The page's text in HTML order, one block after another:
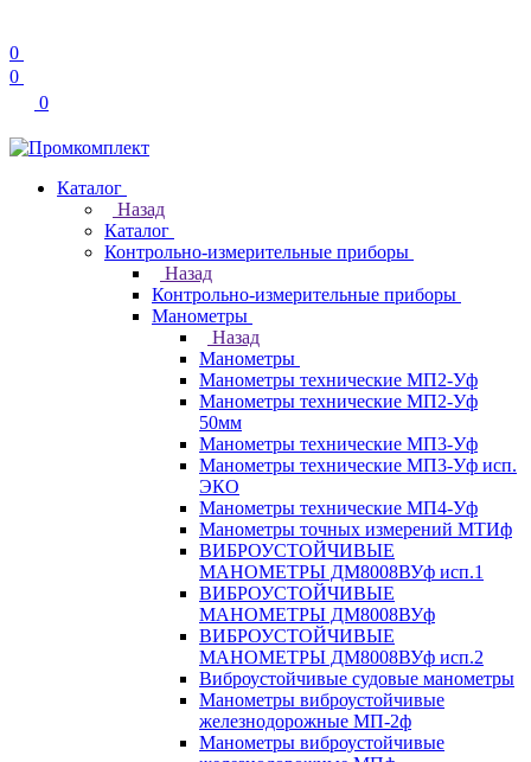
0
0
0
Каталог
Назад
Каталог
Контрольно-измерительные приборы
Назад
Контрольно-измерительные приборы
Манометры
Назад
Манометры
Манометры технические МП2-Уф
Манометры технические МП2-Уф
50мм
Манометры технические МП3-Уф
Манометры технические МП3-Уф исп.
ЭКО
Манометры технические МП4-Уф
Манометры точных измерений МТИф
ВИБРОУСТОЙЧИВЫЕ
МАНОМЕТРЫ ДМ8008ВУф исп.1
ВИБРОУСТОЙЧИВЫЕ
МАНОМЕТРЫ ДМ8008ВУф
ВИБРОУСТОЙЧИВЫЕ
МАНОМЕТРЫ ДМ8008ВУф исп.2
Виброустойчивые судовые манометры
Манометры виброустойчивые
железнодорожные МП-2ф
Манометры виброустойчивые